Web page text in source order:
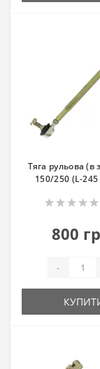
Тяга рульова (в
150/250 (L-245
800
-